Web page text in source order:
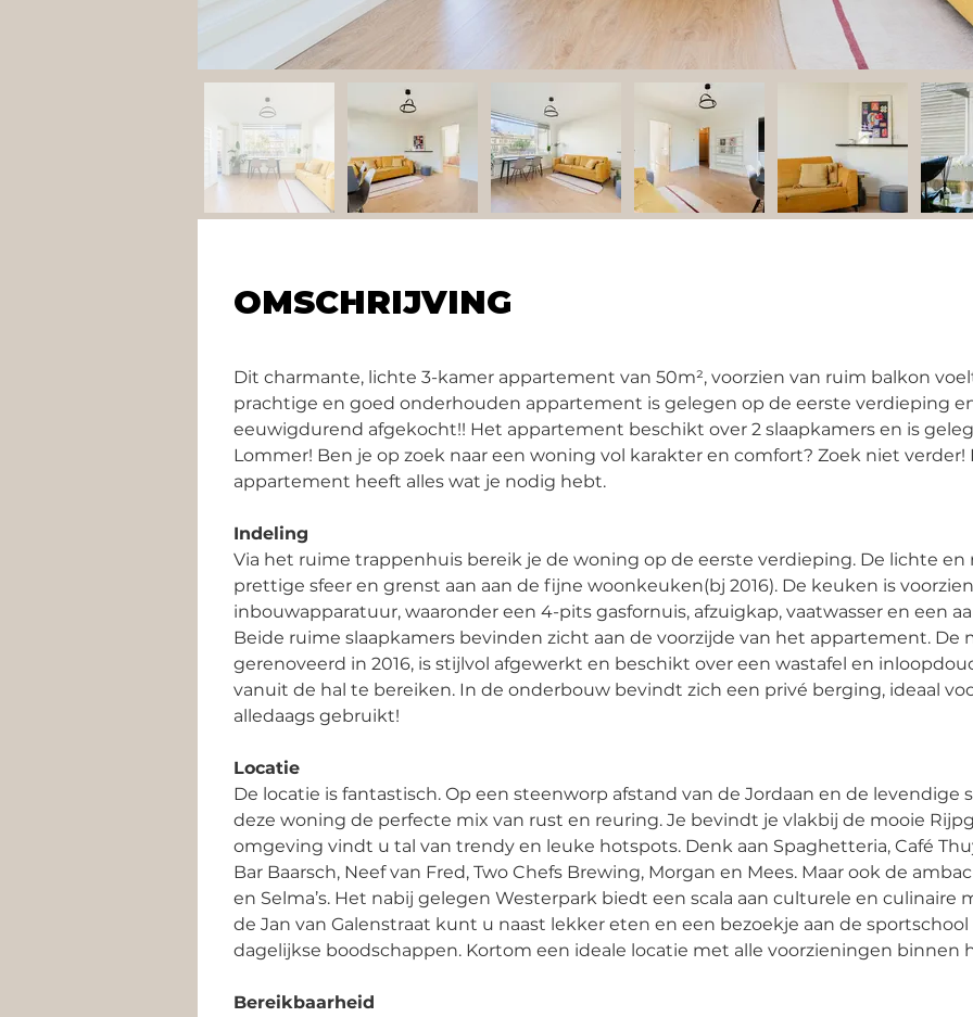
OMSCHRIJVING
Dit charmante, lichte 3-kamer appartement van 50m², voorzien van ruim balkon
prachtige en goed onderhouden appartement is gelegen op de eerste verdieping
eeuwigdurend afgekocht!! Het appartement beschikt over 2 slaapkamers en is
Lommer! Ben je op zoek naar een woning vol karakter en comfort? Zoek niet
appartement heeft alles wat je nodig hebt.
Indeling
Via het ruime trappenhuis bereik je de woning op de eerste verdieping. De lichte
prettige sfeer en grenst aan aan de fijne woonkeuken(bj 2016). De keuken is
inbouwapparatuur, waaronder een 4-pits gasfornuis, afzuigkap, vaatwasser en een
Beide ruime slaapkamers bevinden zicht aan de voorzijde van het appartement. De
gerenoveerd in 2016, is stijlvol afgewerkt en beschikt over een wastafel en
vanuit de hal te bereiken. In de onderbouw bevindt zich een privé berging, ideaal
alledaags gebruikt!
Locatie
De locatie is fantastisch. Op een steenworp afstand van de Jordaan en de
deze woning de perfecte mix van rust en reuring. Je bevindt je vlakbij de mooie
omgeving vindt u tal van trendy en leuke hotspots. Denk aan Spaghetteria, Café
Bar Baarsch, Neef van Fred, Two Chefs Brewing, Morgan en Mees. Maar ook de
en Selma’s. Het nabij gelegen Westerpark biedt een scala aan culturele en
de Jan van Galenstraat kunt u naast lekker eten en een bezoekje aan de
dagelijkse boodschappen. Kortom een ideale locatie met alle voorzieningen binnen
Bereikbaarheid